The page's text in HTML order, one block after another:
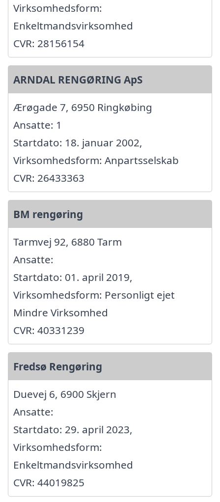
Virksomhedsform:
Enkeltmandsvirksomhed
CVR: 28156154
ARNDAL RENGØRING ApS
Ærøgade 7, 6950 Ringkøbing
Ansatte: 1
Startdato: 18. januar 2002,
Virksomhedsform: Anpartsselskab
CVR: 26433363
BM rengøring
Tarmvej 92, 6880 Tarm
Ansatte:
Startdato: 01. april 2019,
Virksomhedsform: Personligt ejet
Mindre Virksomhed
CVR: 40331239
Fredsø Rengøring
Duevej 6, 6900 Skjern
Ansatte:
Startdato: 29. april 2023,
Virksomhedsform:
Enkeltmandsvirksomhed
CVR: 44019825